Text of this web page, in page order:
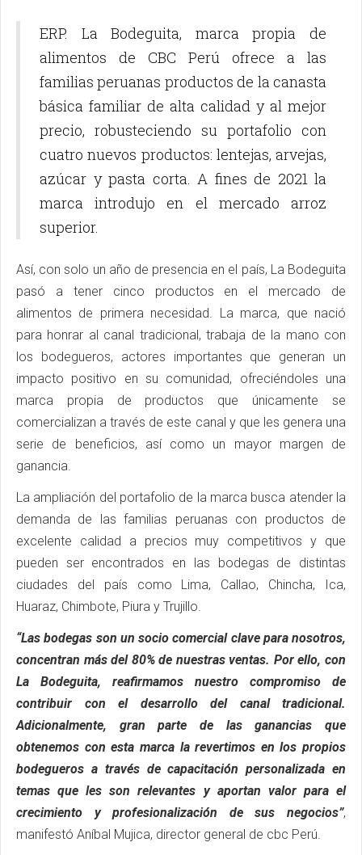
ERP. La Bodeguita, marca propia de
alimentos de CBC Perú ofrece a las
familias peruanas productos de la canasta
básica familiar de alta calidad y al mejor
precio, robusteciendo su portafolio con
cuatro nuevos productos: lentejas, arvejas,
azúcar y pasta corta. A fines de 2021 la
marca introdujo en el mercado arroz
superior.
Así, con solo un año de presencia en el país, La Bodeguita
pasó a tener cinco productos en el mercado de
alimentos de primera necesidad. La marca, que nació
para honrar al canal tradicional, trabaja de la mano con
los bodegueros, actores importantes que generan un
impacto positivo en su comunidad, ofreciéndoles una
marca propia de productos que únicamente se
comercializan a través de este canal y que les genera una
serie de beneficios, así como un mayor margen de
ganancia.
La ampliación del portafolio de la marca busca atender la
demanda de las familias peruanas con productos de
excelente calidad a precios muy competitivos y que
pueden ser encontrados en las bodegas de distintas
ciudades del país como Lima, Callao, Chincha, Ica,
Huaraz, Chimbote, Piura y Trujillo.
“Las bodegas son un socio comercial clave para nosotros,
concentran más del 80% de nuestras ventas. Por ello, con
La Bodeguita, reafirmamos nuestro compromiso de
contribuir con el desarrollo del canal tradicional.
Adicionalmente, gran parte de las ganancias que
obtenemos con esta marca la revertimos en los propios
bodegueros a través de capacitación personalizada en
temas que les son relevantes y aportan valor para el
crecimiento y profesionalización de sus negocios”,
manifestó Aníbal Mujica, director general de cbc Perú.